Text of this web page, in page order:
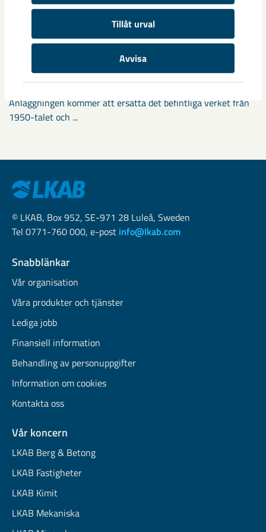
Tillåt urval
Avvisa
Nytt sovringsverk växer fram
Anläggningen kommer att ersätta det befintliga verket från
1950-talet och ...
© LKAB, Box 952, SE-971 28 Luleå, Sweden
Tel 0771-760 000, e-post info@lkab.com
Snabblänkar
Vår organisation
Våra produkter och tjänster
Lediga jobb
Finansiell information
Behandling av personuppgifter
Information om cookies
Kontakta oss
Vår koncern
LKAB Berg & Betong
LKAB Fastigheter
LKAB Kimit
LKAB Mekaniska